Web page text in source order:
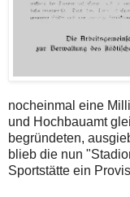
nocheinmal eine
und Hochbauamt
begründeten,
blieb die nun
Sportstätte ein